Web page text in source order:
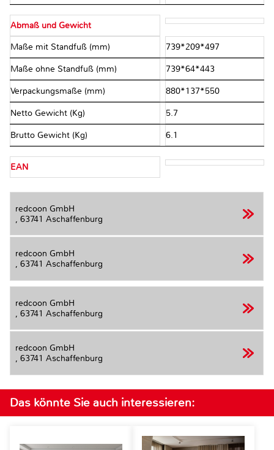
Abmaß und Gewicht
Maße mit Standfuß (mm) 739*209*497
Maße ohne Standfuß (mm) 739*64*443
Verpackungsmaße (mm) 880*137*550
Netto Gewicht (Kg) 5.7
Brutto Gewicht (Kg) 6.1
EAN
redcoon GmbH
, 63741 Aschaffenburg
redcoon GmbH
, 63741 Aschaffenburg
redcoon GmbH
, 63741 Aschaffenburg
redcoon GmbH
, 63741 Aschaffenburg
Das könnte Sie auch interessieren: